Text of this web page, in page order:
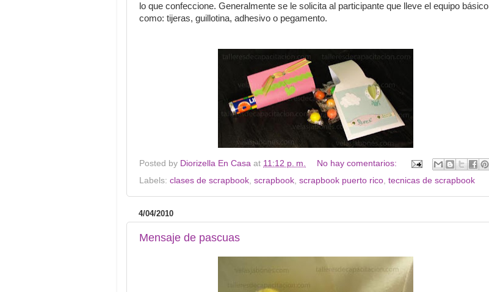
lo que confeccione. Generalmente se le solicita al participante que lleve el equipo básico
como: tijeras, guillotina, adhesivo o pegamento.
Posted by Diorizella En Casa at 11:12 p. m.
No hay comentarios:
Labels: clases de scrapbook scrapbook scrapbook puerto rico tecnicas de scrapbook
4/04/2010
Mensaje de pascuas